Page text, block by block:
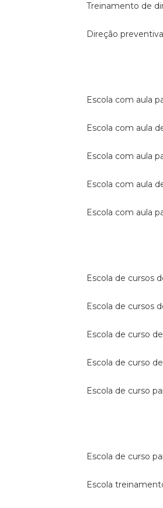
treinamento de
direção
escola com aula
escola com aula
escola com aula
escola com aula
escola com aula
escola de
escola de
escola de curso
escola de curso
escola de curso
escola de curso
escola